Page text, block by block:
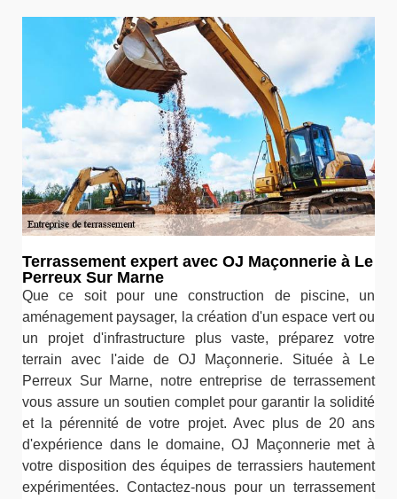
Terrassement expert avec OJ Maçonnerie à Le
Perreux Sur Marne
Que ce soit pour une construction de piscine, un
aménagement paysager, la création d'un espace vert ou
un projet d'infrastructure plus vaste, préparez votre
terrain avec l'aide de OJ Maçonnerie. Située à Le
Perreux Sur Marne, notre entreprise de terrassement
vous assure un soutien complet pour garantir la solidité
et la pérennité de votre projet. Avec plus de 20 ans
d'expérience dans le domaine, OJ Maçonnerie met à
votre disposition des équipes de terrassiers hautement
expérimentées. Contactez-nous pour un terrassement